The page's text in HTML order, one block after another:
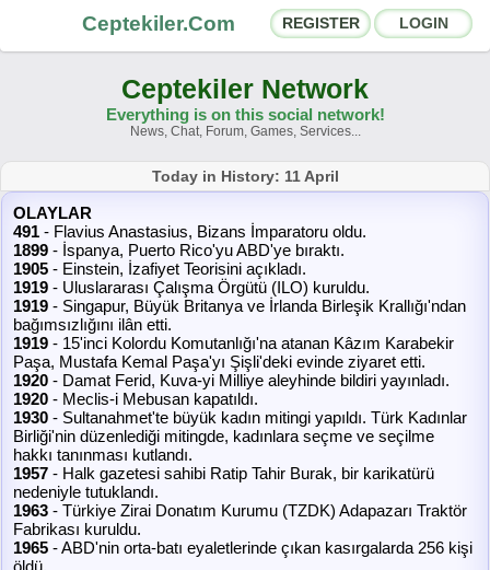
Ceptekiler.Com REGISTER LOGIN
Forums Social Shares
Chat Rooms App Ecosystem
Announcements Contact
About Us
Ceptekiler.Com - v2025.01
Licence F.A.Q. C.S. Contract
Ceptekiler Network
Everything is on this social network!
News, Chat, Forum, Games, Services...
Today in History: 11 April
OLAYLAR
491 - Flavius Anastasius, Bizans İmparatoru oldu.
1899 - İspanya, Puerto Rico'yu ABD'ye bıraktı.
1905 - Einstein, İzafiyet Teorisini açıkladı.
1919 - Uluslararası Çalışma Örgütü (ILO) kuruldu.
1919 - Singapur, Büyük Britanya ve İrlanda Birleşik Krallığı'ndan
bağımsızlığını ilân etti.
1919 - 15'inci Kolordu Komutanlığı'na atanan Kâzım Karabekir
Paşa, Mustafa Kemal Paşa'yı Şişli'deki evinde ziyaret etti.
1920 - Damat Ferid, Kuva-yi Milliye aleyhinde bildiri yayınladı.
1920 - Meclis-i Mebusan kapatıldı.
1930 - Sultanahmet'te büyük kadın mitingi yapıldı. Türk Kadınlar
Birliği'nin düzenlediği mitingde, kadınlara seçme ve seçilme
hakkı tanınması kutlandı.
1957 - Halk gazetesi sahibi Ratip Tahir Burak, bir karikatürü
nedeniyle tutuklandı.
1963 - Türkiye Zirai Donatım Kurumu (TZDK) Adapazarı Traktör
Fabrikası kuruldu.
1965 - ABD'nin orta-batı eyaletlerinde çıkan kasırgalarda 256 kişi
öldü.